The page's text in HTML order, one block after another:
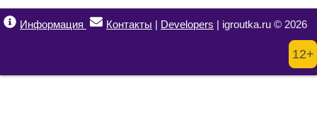
Информация Контакты | Developers | igroutka.ru © 2026
12+